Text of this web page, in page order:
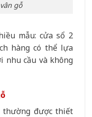
gỗ
mẫu: cửa sổ 2
hàng có thể lựa
nhu cầu và không
được thiết